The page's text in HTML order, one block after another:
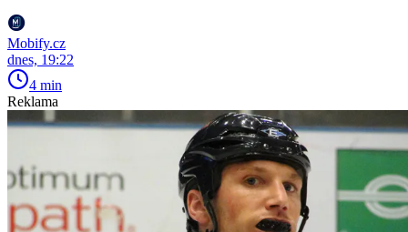
Mobify.cz
dnes, 19:22
4 min
Reklama